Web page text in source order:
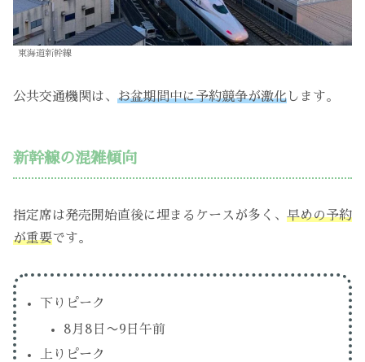
東海道新幹線
公共交通機関は、 お盆期間中に予約競争が激化 します。
新幹線の混雑傾向
指定席は発売開始直後に埋まるケースが多く、 早めの予約
が重要です。
下りピーク
8月8日〜9日午前
上りピーク